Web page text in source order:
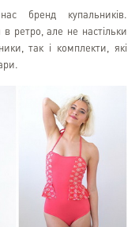
бренд купальників.
в ретро, але не настільки
так і комплекти, які